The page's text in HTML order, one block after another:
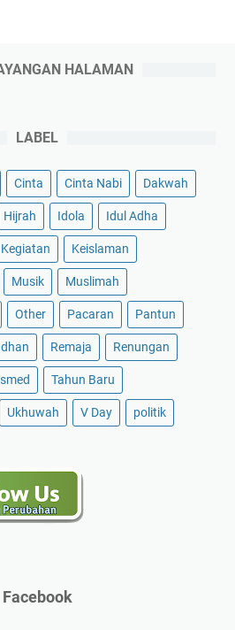
HALAMAN
LABEL
Cinta Cinta Nabi Dakwah
Hijrah Idola Idul Adha
Kegiatan Keislaman
Musik Muslimah
Other Pacaran Pantun
Remaja Renungan
Tahun Baru
Ukhuwah V Day politik
Facebook